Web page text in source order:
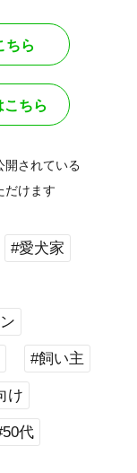
ちら
こちら
開されている
だけます
#愛犬家
#飼い主
け
代